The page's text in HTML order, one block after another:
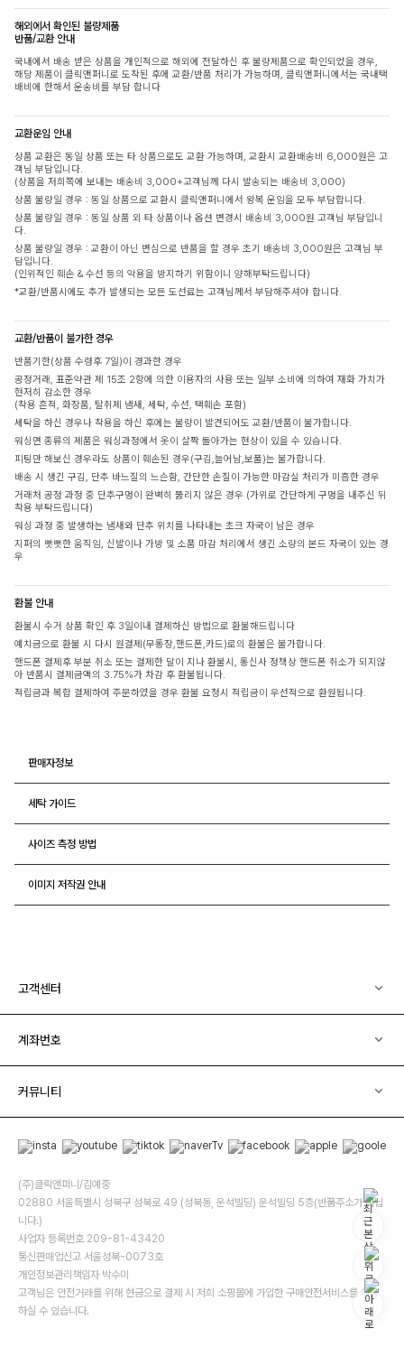
해외에서 확인된 불량제품
반품/교환 안내
국내에서 배송 받은 상품을 개인적으로 해외에 전달하신 후 불량제품으로 확인되었을 경우,
해당 제품이 클릭앤퍼니로 도착된 후에 교환/반품 처리가 가능하며, 클릭앤퍼니에서는 국내택
배비에 한해서 운송비를 부담 합니다
교환운임 안내
상품 교환은 동일 상품 또는 타 상품으로도 교환 가능하며, 교환시 교환배송비 6,000원은 고
객님 부담입니다.
(상품을 저희쪽에 보내는 배송비 3,000+고객님께 다시 발송되는 배송비 3,000)
상품 불량일 경우 : 동일 상품으로 교환시 클릭앤퍼니에서 왕복 운임을 모두 부담합니다.
상품 불량일 경우 : 동일 상품 외 타 상품이나 옵션 변경시 배송비 3,000원 고객님 부담입니
다.
상품 불량일 경우 : 교환이 아닌 변심으로 반품을 할 경우 초기 배송비 3,000원은 고객님 부
담입니다.
(인위적인 훼손 & 수선 등의 악용을 방지하기 위함이니 양해부탁드립니다)
*교환/반품시에도 추가 발생되는 모든 도선료는 고객님께서 부담해주셔야 합니다.
교환/반품이 불가한 경우
반품기한(상품 수령후 7일)이 경과한 경우
공정거래, 표준약관 제 15조 2항에 의한 이용자의 사용 또는 일부 소비에 의하여 재화 가치가
현저히 감소한 경우
(착용 흔적, 화장품, 탈취제 냄새, 세탁, 수선, 택훼손 포함)
세탁을 하신 경우나 착용을 하신 후에는 불량이 발견되어도 교환/반품이 불가합니다.
워싱면 종류의 제품은 워싱과정에서 옷이 살짝 돌아가는 현상이 있을 수 있습니다.
피팅만 해보신 경우라도 상품이 훼손된 경우(구김,늘어남,보풀)는 불가합니다.
배송 시 생긴 구김, 단추 바느질의 느슨함, 간단한 손질이 가능한 마감실 처리가 미흡한 경우
거래처 공정 과정 중 단추구멍이 완벽히 뚫리지 않은 경우 (가위로 간단하게 구멍을 내주신 뒤
착용 부탁드립니다)
워싱 과정 중 발생하는 냄새와 단추 위치를 나타내는 초크 자국이 남은 경우
지퍼의 뻣뻣한 움직임, 신발이나 가방 및 소품 마감 처리에서 생긴 소량의 본드 자국이 있는 경
우
환불 안내
환불시 수거 상품 확인 후 3일이내 결제하신 방법으로 환불해드립니다
예치금으로 환불 시 다시 원결제(무통장,핸드폰,카드)로의 환불은 불가합니다.
핸드폰 결제후 부분 취소 또는 결제한 달이 지나 환불시, 통신사 정책상 핸드폰 취소가 되지않
아 반품시 결제금액의 3.75%가 차감 후 환불됩니다.
적립금과 복합 결제하여 주문하였을 경우 환불 요청시 적립금이 우선적으로 환원됩니다.
판매자정보
세탁 가이드
사이즈 측정 방법
이미지 저작권 안내
고객센터
계좌번호
커뮤니티
(주)클릭앤퍼니/김예중
02880 서울특별시 성북구 성북로 49 (성북동, 운석빌딩) 운석빌딩 5층(반품주소가 아닙
니다.)
사업자 등록번호 209-81-43420
통신판매업신고 서울성북-0073호
개인정보관리책임자 박수미
고객님은 안전거래를 위해 현금으로 결제 시 저희 소핑몰에 가입한 구매안전서비스를 이용
하실 수 있습니다.